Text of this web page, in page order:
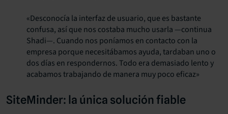
«Desconocía la interfaz de usuario, que es bastante
confusa, así que nos costaba mucho usarla —continua
Shadi—. Cuando nos poníamos en contacto con la
empresa porque necesitábamos ayuda, tardaban uno o
dos días en respondernos. Todo era demasiado lento y
acabamos trabajando de manera muy poco eficaz»
SiteMinder: la única solución fiable